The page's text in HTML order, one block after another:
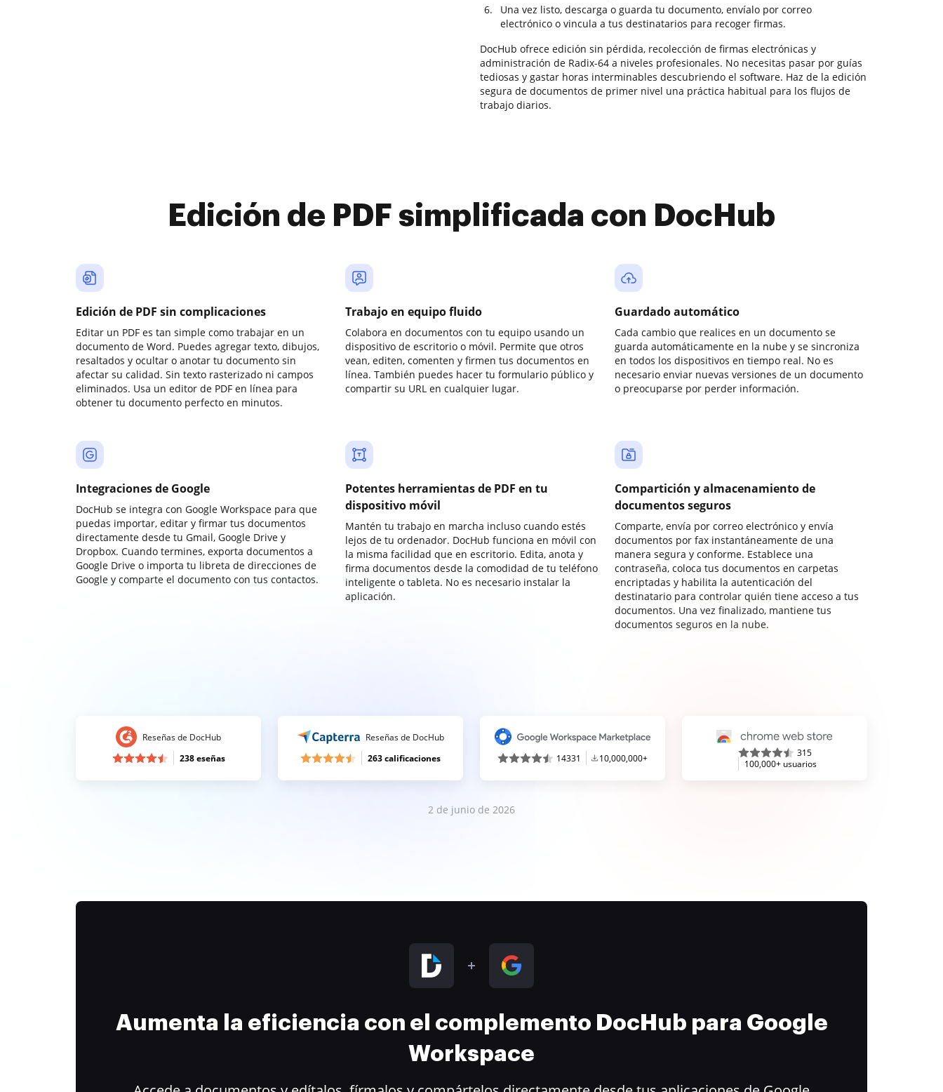
Una vez listo, descarga o guarda tu documento, envíalo por correo
electrónico o vincula a tus destinatarios para recoger firmas.
DocHub ofrece edición sin pérdida, recolección de firmas electrónicas y
administración de Radix-64 a niveles profesionales. No necesitas pasar por guías
tediosas y gastar horas interminables descubriendo el software. Haz de la edición
segura de documentos de primer nivel una práctica habitual para los flujos de
trabajo diarios.
Edición de PDF simplificada con DocHub
Edición de PDF sin complicaciones
Editar un PDF es tan simple como trabajar en un
documento de Word. Puedes agregar texto, dibujos,
resaltados y ocultar o anotar tu documento sin
afectar su calidad. Sin texto rasterizado ni campos
eliminados. Usa un editor de PDF en línea para
obtener tu documento perfecto en minutos.
Trabajo en equipo fluido
Colabora en documentos con tu equipo usando un
dispositivo de escritorio o móvil. Permite que otros
vean, editen, comenten y firmen tus documentos en
línea. También puedes hacer tu formulario público y
compartir su URL en cualquier lugar.
Guardado automático
Cada cambio que realices en un documento se
guarda automáticamente en la nube y se sincroniza
en todos los dispositivos en tiempo real. No es
necesario enviar nuevas versiones de un documento
o preocuparse por perder información.
Integraciones de Google
DocHub se integra con Google Workspace para que
puedas importar, editar y firmar tus documentos
directamente desde tu Gmail, Google Drive y
Dropbox. Cuando termines, exporta documentos a
Google Drive o importa tu libreta de direcciones de
Google y comparte el documento con tus contactos.
Potentes herramientas de PDF en tu
dispositivo móvil
Mantén tu trabajo en marcha incluso cuando estés
lejos de tu ordenador. DocHub funciona en móvil con
la misma facilidad que en escritorio. Edita, anota y
firma documentos desde la comodidad de tu teléfono
inteligente o tableta. No es necesario instalar la
aplicación.
Compartición y almacenamiento de
documentos seguros
Comparte, envía por correo electrónico y envía
documentos por fax instantáneamente de una
manera segura y conforme. Establece una
contraseña, coloca tus documentos en carpetas
encriptadas y habilita la autenticación del
destinatario para controlar quién tiene acceso a tus
documentos. Una vez finalizado, mantiene tus
documentos seguros en la nube.
Reseñas de DocHub
238 eseñas
Reseñas de DocHub
263 calificaciones
14331 10,000,000+
315
100,000+ usuarios
2 de junio de 2026
Aumenta la eficiencia con el complemento DocHub para Google
Workspace